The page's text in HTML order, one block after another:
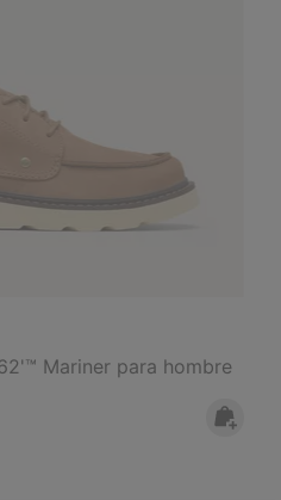
Mariner para hombre